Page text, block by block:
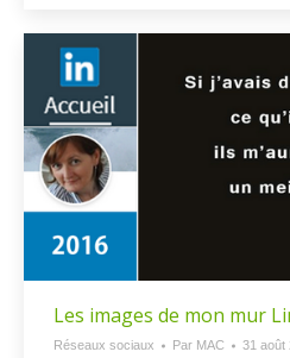
Les images de mon mur
Réseaux sociaux Par MAC 31 août